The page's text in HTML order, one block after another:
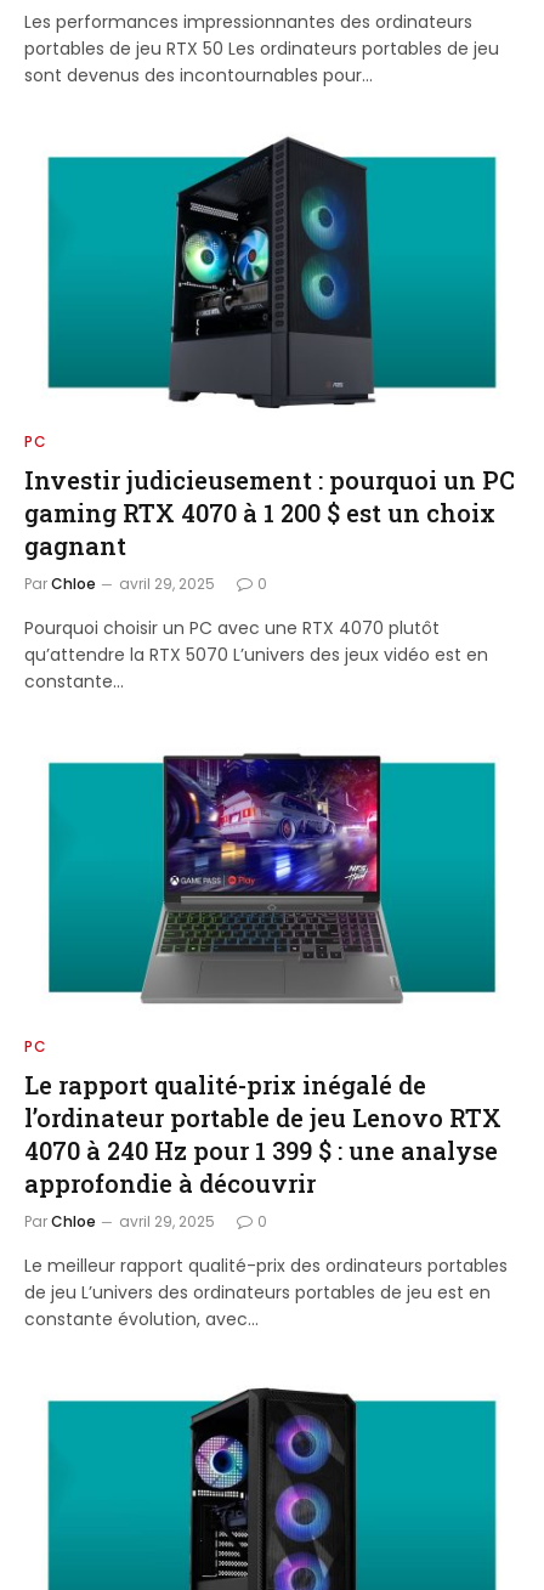
Les performances impressionnantes des ordinateurs
portables de jeu RTX 50 Les ordinateurs portables de jeu
sont devenus des incontournables pour…
PC
Investir judicieusement : pourquoi un PC
gaming RTX 4070 à 1 200 $ est un choix
gagnant
ParChloe avril 29, 2025 0
Pourquoi choisir un PC avec une RTX 4070 plutôt
qu’attendre la RTX 5070 L’univers des jeux vidéo est en
constante…
PC
Le rapport qualité-prix inégalé de
l’ordinateur portable de jeu Lenovo RTX
4070 à 240 Hz pour 1 399 $ : une analyse
approfondie à découvrir
ParChloe avril 29, 2025 0
Le meilleur rapport qualité-prix des ordinateurs portables
de jeu L’univers des ordinateurs portables de jeu est en
constante évolution, avec…